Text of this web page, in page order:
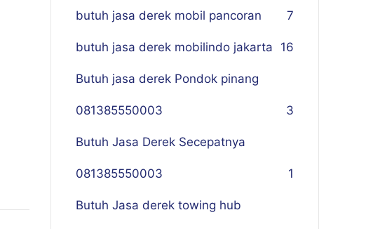
butuh jasa derek mobil pancoran 7
butuh jasa derek mobilindo jakarta 16
Butuh jasa derek Pondok pinang
081385550003 3
Butuh Jasa Derek Secepatnya
081385550003 1
Butuh Jasa derek towing hub